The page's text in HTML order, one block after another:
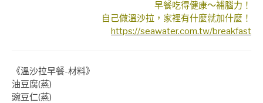
早餐吃得健康～補腦力！
自己做溫沙拉，家裡有什麼就加什麼！
https://seawater.com.tw/breakfast
《溫沙拉早餐-材料》
油豆腐(蒸)
豌豆仁(蒸)